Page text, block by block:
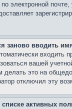
электронной
заново вводить
входить
вашей
это на
отключил эту
активных